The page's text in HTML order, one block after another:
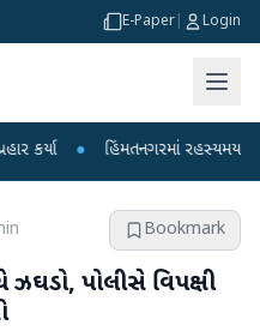
E-Paper Login
● હિંમતનગરમાં રહસ્યમય વાયરસ કે
Bookmark
ઝઘડો, પોલીસે વિપક્ષી